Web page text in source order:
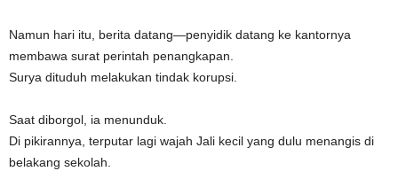
Namun hari itu, berita datang—penyidik datang ke kantornya
membawa surat perintah penangkapan.
Surya dituduh melakukan tindak korupsi.
Saat diborgol, ia menunduk.
Di pikirannya, terputar lagi wajah Jali kecil yang dulu menangis di
belakang sekolah.